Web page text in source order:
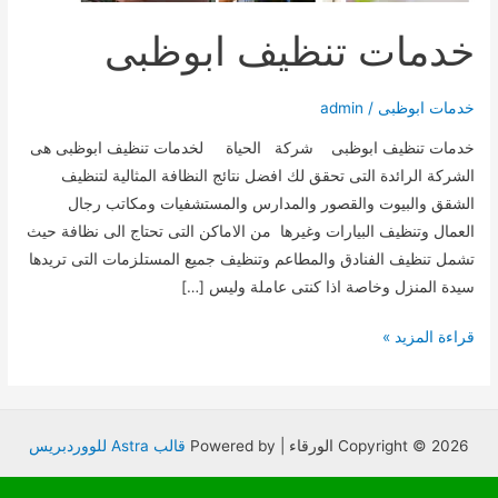
خدمات تنظيف ابوظبى
خدمات ابوظبى /
admin
خدمات تنظيف ابوظبى شركة الحياة لخدمات تنظيف ابوظبى هى
الشركة الرائدة التى تحقق لك افضل نتائج النظافة المثالية لتنظيف
الشقق والبيوت والقصور والمدارس والمستشفيات ومكاتب رجال
العمال وتنظيف البيارات وغيرها من الاماكن التى تحتاج الى نظافة حيث
تشمل تنظيف الفنادق والمطاعم وتنظيف جميع المستلزمات التى تريدها
سيدة المنزل وخاصة اذا كنتى عاملة وليس […]
خدمات
قراءة المزيد »
Copyright © 2026 الورقاء | Powered by قالب Astra للووردبريس